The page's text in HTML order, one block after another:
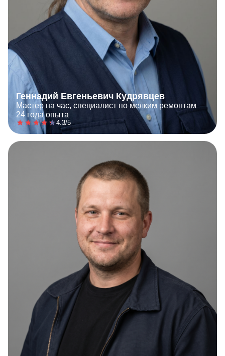
Геннадий Евгеньевич Кудрявцев
Мастер на час, специалист по мелким ремонтам
24 года опыта
4.3/5